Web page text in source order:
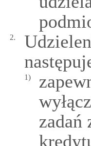
2.
1)
zadań